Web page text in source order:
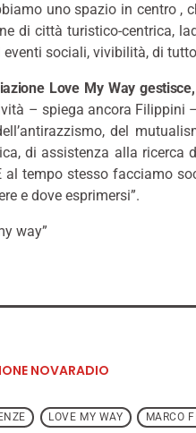
uno spazio in centro ,
di città turistico-centrica,
sociali, vivibilità, di
Love My Way
– spiega ancora
del
di assistenza alla ricerca
al tempo stesso facciamo
e dove esprimersi”.
way”
NOVARADIO
LOVE MY WAY MARCO